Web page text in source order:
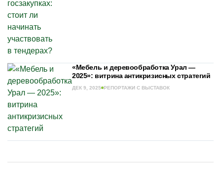
«Мебель и деревообработка Урал ―
2025»: витрина антикризисных стратегий
ДЕК 9, 2025 РЕПОРТАЖИ С ВЫСТАВОК